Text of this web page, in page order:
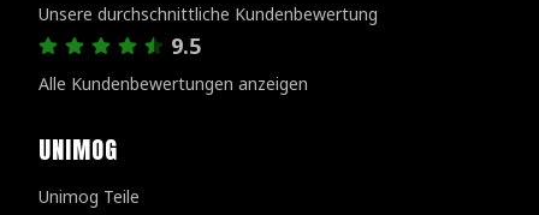
Unsere durchschnittliche Kundenbewertung
9.5
Alle Kundenbewertungen anzeigen
UNIMOG
Unimog Teile